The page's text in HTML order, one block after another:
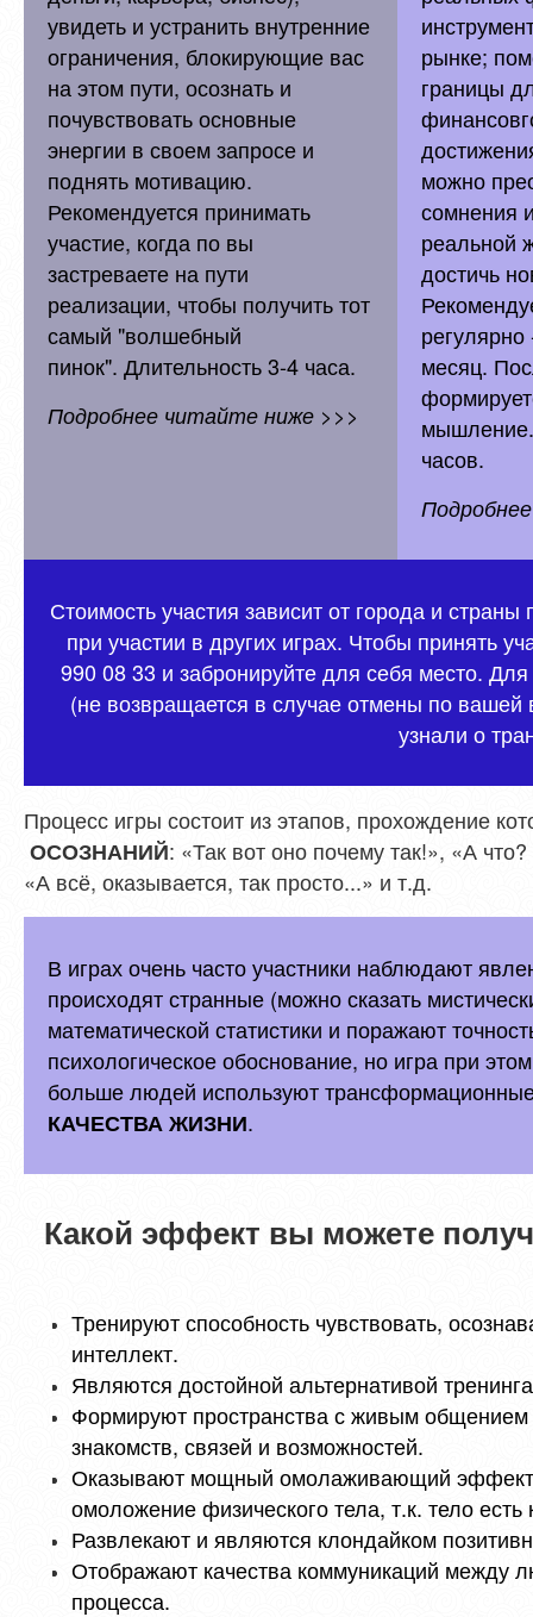
увидеть и устранить внутренние
ограничения, блокирующие вас
на этом пути, осознать и
почувствовать основные
энергии в своем запросе и
поднять мотивацию.
Рекомендуется принимать
участие, когда по вы
застреваете на пути
реализации, чтобы получить тот
самый "волшебный
пинок". Длительность 3-4 часа.
Подробнее читайте ниже >>>
рынке;
границы
можно
сомнения
реальной
достичь
месяц.
мышление.
часов.
Стоимость участия зависит от города и
при участии в других играх. Чтобы принять
990 08 33 и забронируйте для себя место.
(не возвращается в случае отмены по
узнали о
Процесс игры состоит из этапов, прохождение
ОСОЗНАНИЙ: «Так вот оно почему так!», «А
«А всё, оказывается, так просто...» и т.д.
В играх очень часто участники наблюдают
происходят странные (можно сказать
математической статистики и поражают
психологическое обоснование, но игра при
больше людей используют
КАЧЕСТВА ЖИЗНИ.
Какой эффект вы можете
Тренируют способность чувствовать,
интеллект.
Являются достойной альтернативой
Формируют пространства с живым
знакомств, связей и возможностей.
Оказывают мощный омолаживающий эффект
омоложение физического тела, т.к. тело
Развлекают и являются клондайком
Отображают качества коммуникаций между
процесса.